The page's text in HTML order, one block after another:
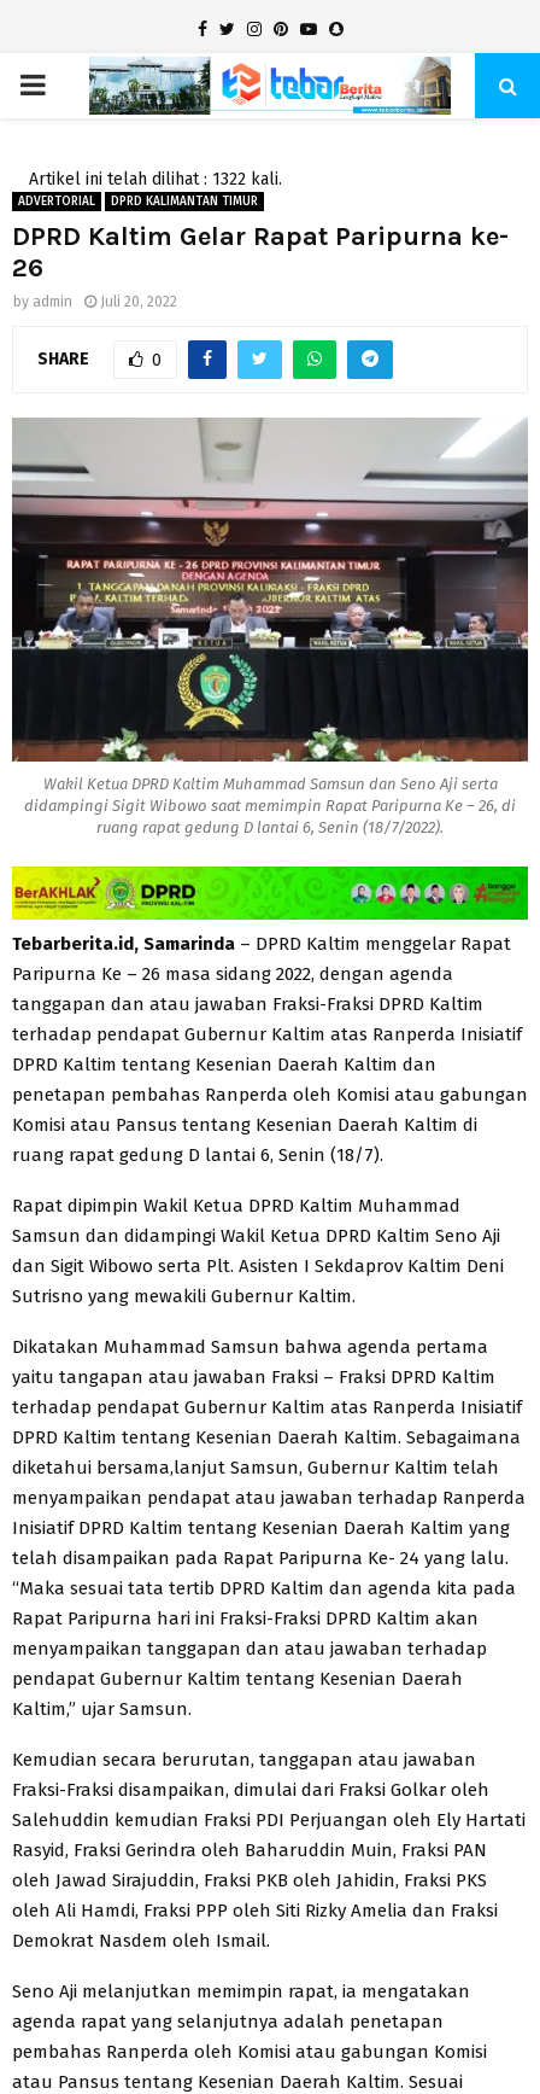
Facebook
TwitterInstagram
Pinterest
YoutubeSnapchat
PRIMARY
Artikel ini telah dilihat : 1322 kali.
ADVERTORIAL DPRD KALIMANTAN TIMUR
DPRD Kaltim Gelar Rapat Paripurna ke-
26
by admin Juli 20, 2022
SHARE 0
Wakil Ketua DPRD Kaltim Muhammad Samsun dan Seno Aji serta
didampingi Sigit Wibowo saat memimpin Rapat Paripurna Ke – 26, di
ruang rapat gedung D lantai 6, Senin (18/7/2022).
Tebarberita.id, Samarinda – DPRD Kaltim menggelar Rapat
Paripurna Ke – 26 masa sidang 2022, dengan agenda
tanggapan dan atau jawaban Fraksi-Fraksi DPRD Kaltim
terhadap pendapat Gubernur Kaltim atas Ranperda Inisiatif
DPRD Kaltim tentang Kesenian Daerah Kaltim dan
penetapan pembahas Ranperda oleh Komisi atau gabungan
Komisi atau Pansus tentang Kesenian Daerah Kaltim di
ruang rapat gedung D lantai 6, Senin (18/7).
Rapat dipimpin Wakil Ketua DPRD Kaltim Muhammad
Samsun dan didampingi Wakil Ketua DPRD Kaltim Seno Aji
dan Sigit Wibowo serta Plt. Asisten I Sekdaprov Kaltim Deni
Sutrisno yang mewakili Gubernur Kaltim.
Dikatakan Muhammad Samsun bahwa agenda pertama
yaitu tangapan atau jawaban Fraksi – Fraksi DPRD Kaltim
terhadap pendapat Gubernur Kaltim atas Ranperda Inisiatif
DPRD Kaltim tentang Kesenian Daerah Kaltim. Sebagaimana
diketahui bersama,lanjut Samsun, Gubernur Kaltim telah
menyampaikan pendapat atau jawaban terhadap Ranperda
Inisiatif DPRD Kaltim tentang Kesenian Daerah Kaltim yang
telah disampaikan pada Rapat Paripurna Ke- 24 yang lalu.
“Maka sesuai tata tertib DPRD Kaltim dan agenda kita pada
Rapat Paripurna hari ini Fraksi-Fraksi DPRD Kaltim akan
menyampaikan tanggapan dan atau jawaban terhadap
pendapat Gubernur Kaltim tentang Kesenian Daerah
Kaltim,” ujar Samsun.
Kemudian secara berurutan, tanggapan atau jawaban
Fraksi-Fraksi disampaikan, dimulai dari Fraksi Golkar oleh
Salehuddin kemudian Fraksi PDI Perjuangan oleh Ely Hartati
Rasyid, Fraksi Gerindra oleh Baharuddin Muin, Fraksi PAN
oleh Jawad Sirajuddin, Fraksi PKB oleh Jahidin, Fraksi PKS
oleh Ali Hamdi, Fraksi PPP oleh Siti Rizky Amelia dan Fraksi
Demokrat Nasdem oleh Ismail.
Seno Aji melanjutkan memimpin rapat, ia mengatakan
agenda rapat yang selanjutnya adalah penetapan
pembahas Ranperda oleh Komisi atau gabungan Komisi
atau Pansus tentang Kesenian Daerah Kaltim. Sesuai